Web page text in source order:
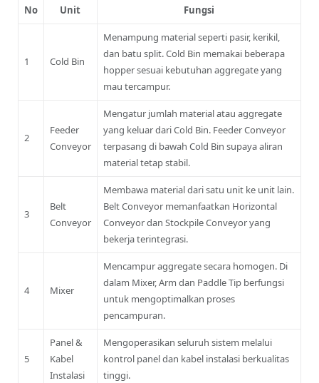
No Unit Fungsi
1 Cold Bin
Menampung material seperti pasir, kerikil,
dan batu split. Cold Bin memakai beberapa
hopper sesuai kebutuhan aggregate yang
mau tercampur.
2
Feeder
Conveyor
Mengatur jumlah material atau aggregate
yang keluar dari Cold Bin. Feeder Conveyor
terpasang di bawah Cold Bin supaya aliran
material tetap stabil.
3
Belt
Conveyor
Membawa material dari satu unit ke unit lain.
Belt Conveyor memanfaatkan Horizontal
Conveyor dan Stockpile Conveyor yang
bekerja terintegrasi.
4 Mixer
Mencampur aggregate secara homogen. Di
dalam Mixer, Arm dan Paddle Tip berfungsi
untuk mengoptimalkan proses
pencampuran.
5
Panel &
Kabel
Instalasi
Mengoperasikan seluruh sistem melalui
kontrol panel dan kabel instalasi berkualitas
tinggi.